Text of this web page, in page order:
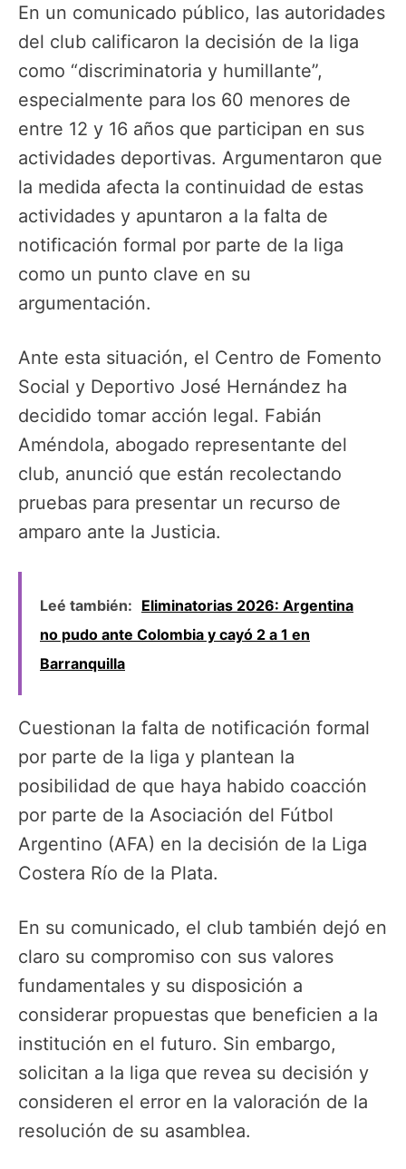
En un comunicado público, las autoridades
del club calificaron la decisión de la liga
como “discriminatoria y humillante”,
especialmente para los 60 menores de
entre 12 y 16 años que participan en sus
actividades deportivas. Argumentaron que
la medida afecta la continuidad de estas
actividades y apuntaron a la falta de
notificación formal por parte de la liga
como un punto clave en su
argumentación.
Ante esta situación, el Centro de Fomento
Social y Deportivo José Hernández ha
decidido tomar acción legal. Fabián
Améndola, abogado representante del
club, anunció que están recolectando
pruebas para presentar un recurso de
amparo ante la Justicia.
Leé también: Eliminatorias 2026: Argentina
no pudo ante Colombia y cayó 2 a 1 en
Barranquilla
Cuestionan la falta de notificación formal
por parte de la liga y plantean la
posibilidad de que haya habido coacción
por parte de la Asociación del Fútbol
Argentino (AFA) en la decisión de la Liga
Costera Río de la Plata.
En su comunicado, el club también dejó en
claro su compromiso con sus valores
fundamentales y su disposición a
considerar propuestas que beneficien a la
institución en el futuro. Sin embargo,
solicitan a la liga que revea su decisión y
consideren el error en la valoración de la
resolución de su asamblea.